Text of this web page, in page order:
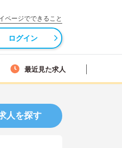
ページでできること
ログイン
最近見た求人
人を探す